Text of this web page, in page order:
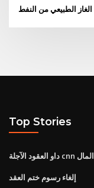
الغاز الطبيعي من النفط
Top Stories
داو العقود الآجلة cnn المال
إلغاء رسوم ختم العقد